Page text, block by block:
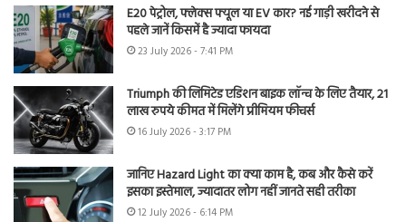
E20 पेट्रोल, फ्लेक्स फ्यूल या EV कार? नई गाड़ी खरीदने से
पहले जानें किसमें है ज्यादा फायदा
23 July 2026 - 7:41 PM
Triumph की लिमिटेड एडिशन बाइक लॉन्च के लिए तैयार, 21
लाख रुपये कीमत में मिलेंगे प्रीमियम फीचर्स
16 July 2026 - 3:17 PM
जानिए Hazard Light का क्या काम है, कब और कैसे करें
इसका इस्तेमाल, ज्यादातर लोग नहीं जानते सही तरीका
12 July 2026 - 6:14 PM